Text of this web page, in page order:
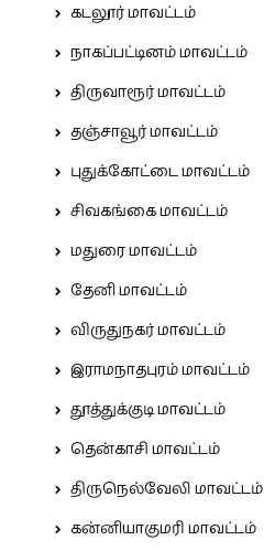
கடலூர் மாவட்டம்
நாகப்பட்டினம் மாவட்டம்
திருவாரூர் மாவட்டம்
தஞ்சாவூர் மாவட்டம்
புதுக்கோட்டை மாவட்டம்
சிவகங்கை மாவட்டம்
மதுரை மாவட்டம்
தேனி மாவட்டம்
விருதுநகர் மாவட்டம்
இராமநாதபுரம் மாவட்டம்
தூத்துக்குடி மாவட்டம்
தென்காசி மாவட்டம்
திருநெல்வேலி மாவட்டம்
கன்னியாகுமரி மாவட்டம்